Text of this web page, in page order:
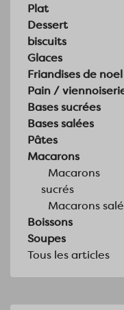
Plat
Dessert
biscuits
Glaces
Friandises de noel
Pain /
Bases sucrées
Bases salées
Pâtes
Macarons
Macarons
sucrés
Macarons
Boissons
Soupes
Tous les articles